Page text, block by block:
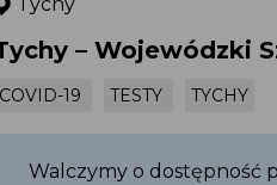
Tychy – Wojewódzki
COVID-19 TESTY TYCHY
Walczymy o dostępność